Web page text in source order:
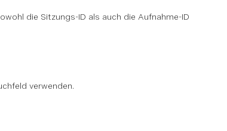
die Sitzungs-ID als auch die Aufnahme-ID
verwenden.